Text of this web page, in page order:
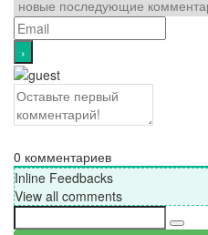
0 комментариев
Inline Feedbacks
View all comments